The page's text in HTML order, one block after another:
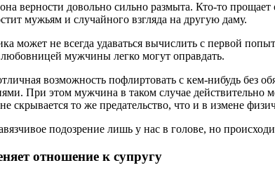
верности довольно сильно размыта. Кто-то
мужьям и случайного взгляда на другую даму.
может не всегда удаваться вычислить с первой
мужчины легко могут оправдать.
возможность пофлиртовать с кем-нибудь без
При этом мужчина в таком случае действительно
скрывается то же предательство, что и в измене
подозрение лишь у нас в голове, но
отношение к супругу